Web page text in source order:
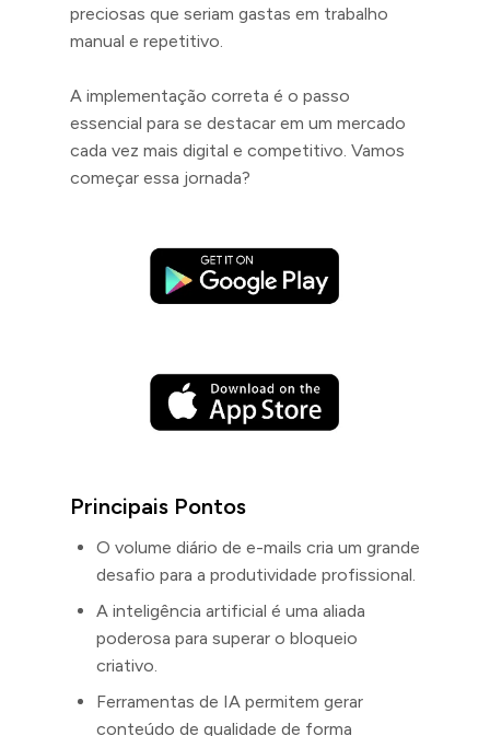
preciosas que seriam gastas em trabalho
manual e repetitivo.
A implementação correta é o passo
essencial para se destacar em um mercado
cada vez mais digital e competitivo. Vamos
começar essa jornada?
Principais Pontos
O volume diário de e-mails cria um grande
desafio para a produtividade profissional.
A inteligência artificial é uma aliada
poderosa para superar o bloqueio
criativo.
Ferramentas de IA permitem gerar
conteúdo de qualidade de forma